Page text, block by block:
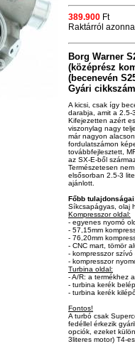
389.900 Ft
Raktárról azonnal
Borg Warner
(középrész
(becenevén
Gyári
A kicsi, csak így
darabja, amit a 2.5-
Kifejezetten azért
viszonylag nagy
már nagyon
fordulatszámon
továbbfejlesztett,
az SX-E-ből
Természetesen
elsősorban 2.5-3
ajánlott.
Főbb
Síkcsapágyas, olaj
Kompresszor oldal:
- egyenes nyomó
- 57,15mm
- 76,20mm
- CNC mart, tömör
- kompresszor
- kompresszor
Turbina oldal:
- A/R: a termékhez
- turbina kerék
- turbina kerék
Fontos!
A turbó csak
fedéllel érkezik
opciók, ezeket
3literes motor) T4-